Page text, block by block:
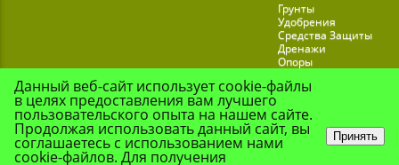
Грунты
Удобрения
Средства Защиты
Дренажи
Опоры
Подставки для Цветов
Данный веб-сайт использует cookie-файлы
в целях предоставления вам лучшего
пользовательского опыта на нашем сайте.
Продолжая использовать данный сайт, вы
соглашаетесь с использованием нами
cookie-файлов. Для получения
Принять